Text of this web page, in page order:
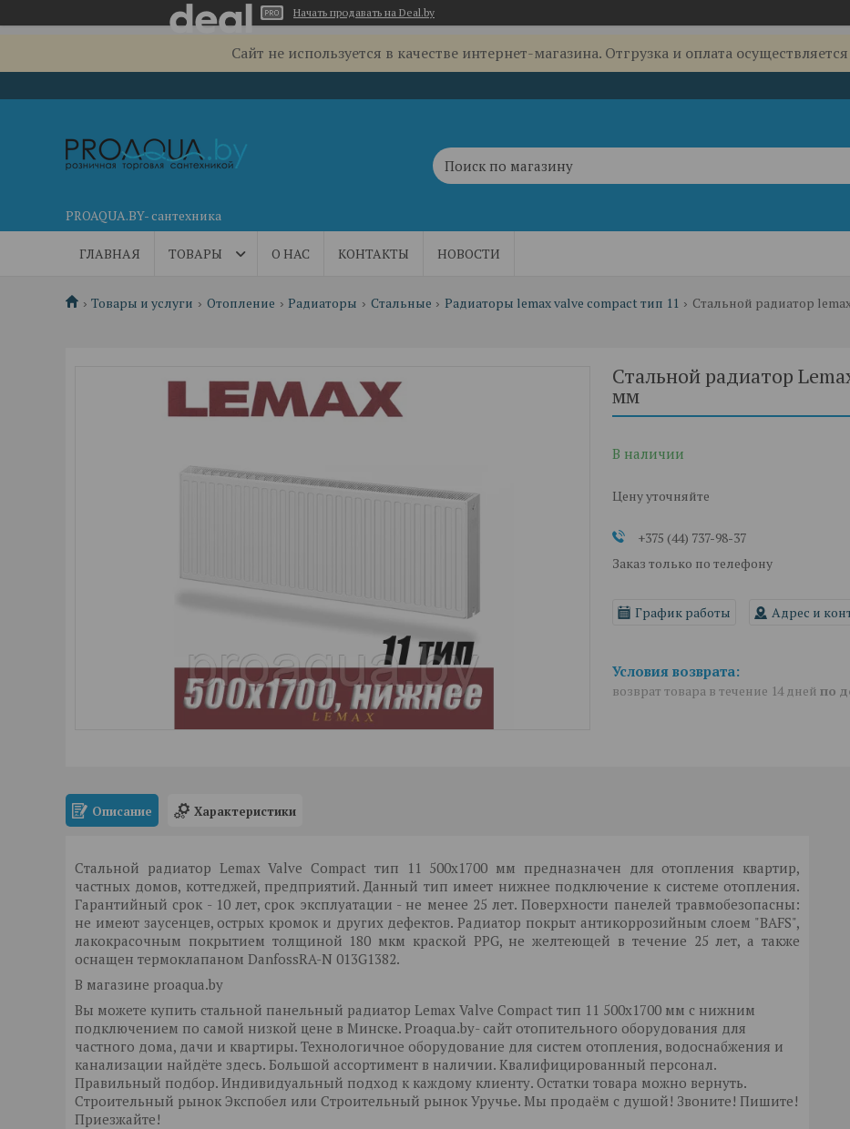
Начать продавать на Deal.by
Сайт не используется в качестве интернет-магазина. Отгрузка и оплата
PROAQUA.BY- сантехника
ГЛАВНАЯ ТОВАРЫ О НАС КОНТАКТЫ НОВОСТИ
Товары и услуги Отопление Радиаторы Стальные Радиаторы lemax valve compact тип 11 Стальной радиатор
Стальной радиатор
мм
В наличии
Цену уточняйте
+375 (44) 737-98-37
Заказ только по телефону
График работы Адрес и
возврат товара в течение 14 дней по
Описание Характеристики
Стальной радиатор Lemax Valve Compact тип 11 500x1700 мм предназначен для отопления квартир,
частных домов, коттеджей, предприятий. Данный тип имеет нижнее подключение к системе отопления.
Гарантийный срок - 10 лет, срок эксплуатации - не менее 25 лет. Поверхности панелей травмобезопасны:
не имеют заусенцев, острых кромок и других дефектов. Радиатор покрыт антикоррозийным слоем "BAFS",
лакокрасочным покрытием толщиной 180 мкм краской PPG, не желтеющей в течение 25 лет, а также
оснащен термоклапаном DanfossRA-N 013G1382.
В магазине proaqua.by
Вы можете купить стальной панельный радиатор Lemax Valve Compact тип 11 500x1700 мм с нижним
подключением по самой низкой цене в Минске. Proaqua.by- сайт отопительного оборудования для
частного дома, дачи и квартиры. Технологичное оборудование для систем отопления, водоснабжения и
канализации найдёте здесь. Большой ассортимент в наличии. Квалифицированный персонал.
Правильный подбор. Индивидуальный подход к каждому клиенту. Остатки товара можно вернуть.
Строительный рынок Экспобел или Строительный рынок Уручье. Мы продаём с душой! Звоните! Пишите!
Приезжайте!